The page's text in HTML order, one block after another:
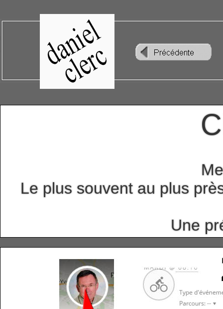
Le plus souvent au plus
Une